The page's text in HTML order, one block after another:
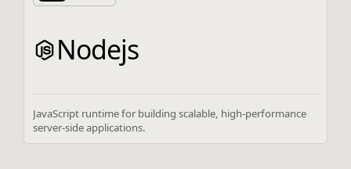
Nodejs
JavaScript runtime for building scalable, high-performance
server-side applications.